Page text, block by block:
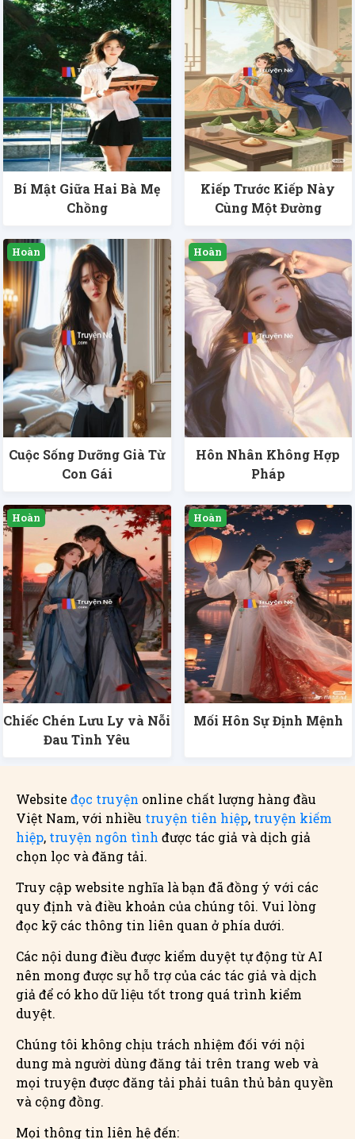
Bí Mật Giữa Hai Bà Mẹ
Chồng
Kiếp Trước Kiếp Này
Cùng Một Đường
Cuộc Sống Dưỡng Già Từ
Con Gái
Hôn Nhân Không Hợp
Pháp
Chiếc Chén Lưu Ly và Nỗi
Đau Tình Yêu
Mối Hôn Sự Định Mệnh
Website đọc truyện online chất lượng hàng đầu
Việt Nam, với nhiều truyện tiên hiệp, truyện kiếm
hiệp, truyện ngôn tình được tác giả và dịch giả
chọn lọc và đăng tải.
Truy cập website nghĩa là bạn đã đồng ý với các
quy định và điều khoản của chúng tôi. Vui lòng
đọc kỹ các thông tin liên quan ở phía dưới.
Các nội dung điều được kiểm duyệt tự động từ AI
nên mong được sự hỗ trợ của các tác giả và dịch
giả để có kho dữ liệu tốt trong quá trình kiểm
duyệt.
Chúng tôi không chịu trách nhiệm đối với nội
dung mà người dùng đăng tải trên trang web và
mọi truyện được đăng tải phải tuân thủ bản quyền
và cộng đồng.
Mọi thông tin liên hệ đến: